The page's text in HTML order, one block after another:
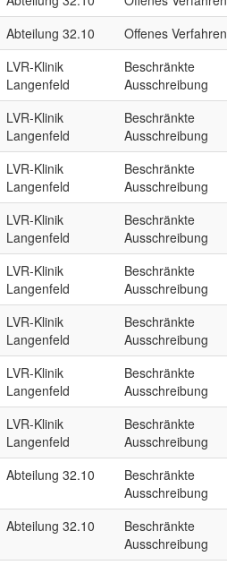
Abteilung 32.10 Offenes Verfahren
LVR-Klinik
Langenfeld
Beschränkte
Ausschreibung
LVR-Klinik
Langenfeld
Beschränkte
Ausschreibung
LVR-Klinik
Langenfeld
Beschränkte
Ausschreibung
LVR-Klinik
Langenfeld
Beschränkte
Ausschreibung
LVR-Klinik
Langenfeld
Beschränkte
Ausschreibung
LVR-Klinik
Langenfeld
Beschränkte
Ausschreibung
LVR-Klinik
Langenfeld
Beschränkte
Ausschreibung
LVR-Klinik
Langenfeld
Beschränkte
Ausschreibung
Abteilung 32.10
Beschränkte
Ausschreibung
Abteilung 32.10
Beschränkte
Ausschreibung